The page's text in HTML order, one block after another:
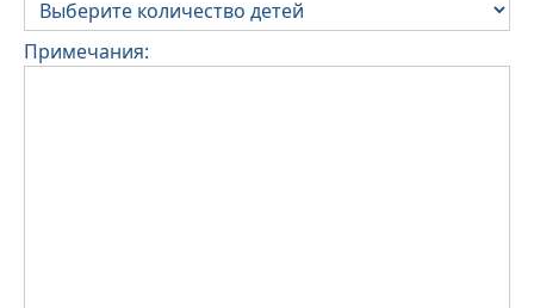
Примечания: